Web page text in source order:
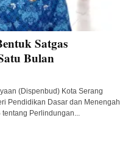
Satgas
Bulan
(Dispenbud) Kota Serang
Pendidikan Dasar dan Menengah
Perlindungan...